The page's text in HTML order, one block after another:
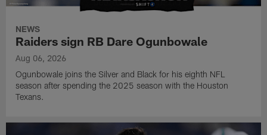
NEWS
Raiders sign RB Dare Ogunbowale
Aug 06, 2026
Ogunbowale joins the Silver and Black for his eighth NFL
season after spending the 2025 season with the Houston
Texans.